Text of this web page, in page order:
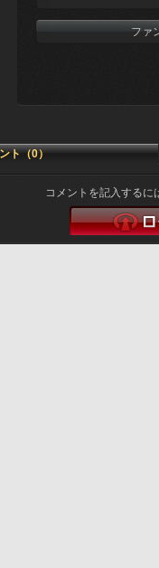
ファ
ト（0）
コメントを記入するに